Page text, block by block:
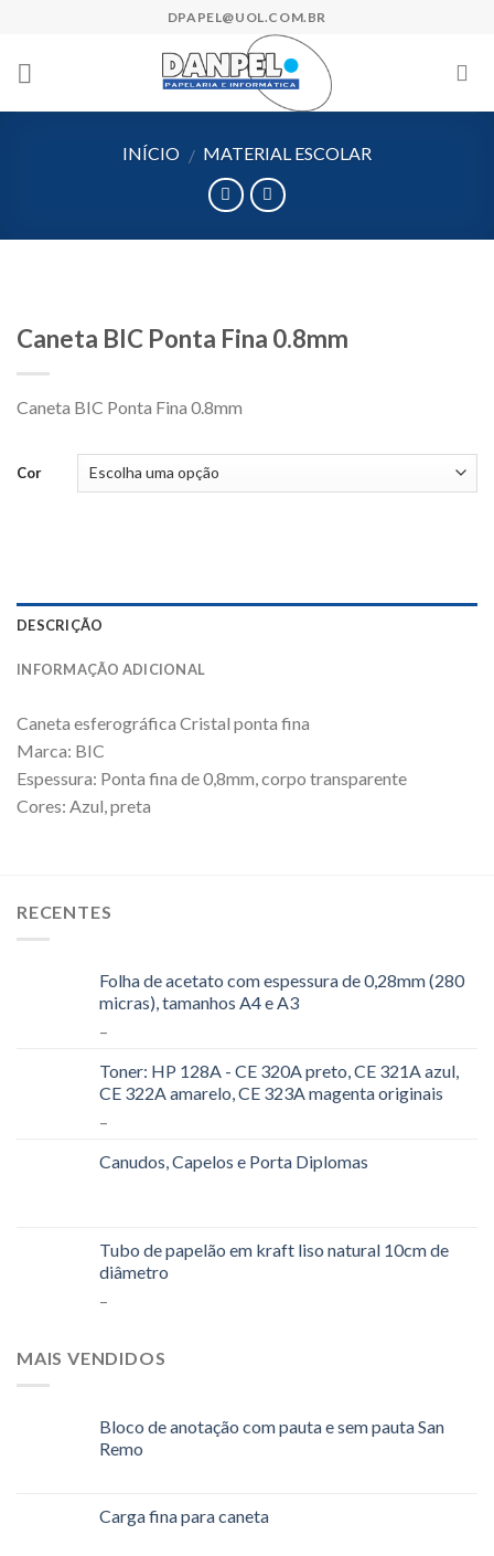
content
DPAPEL@UOL.COM.BR
INÍCIO / MATERIAL ESCOLAR
Caneta BIC Ponta Fina 0.8mm
Caneta BIC Ponta Fina 0.8mm
Cor
DESCRIÇÃO
INFORMAÇÃO ADICIONAL
Caneta esferográfica Cristal ponta fina
Marca: BIC
Espessura: Ponta fina de 0,8mm, corpo transparente
Cores: Azul, preta
RECENTES
Folha de acetato com espessura de 0,28mm (280
micras), tamanhos A4 e A3
–
Toner: HP 128A - CE 320A preto, CE 321A azul,
CE 322A amarelo, CE 323A magenta originais
–
Canudos, Capelos e Porta Diplomas
Tubo de papelão em kraft liso natural 10cm de
diâmetro
–
MAIS VENDIDOS
Bloco de anotação com pauta e sem pauta San
Remo
Carga fina para caneta